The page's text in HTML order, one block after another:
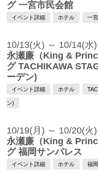
グ 一宮市民会館
イベント詳細 ホテル 一
10/13(火) ～ 10/14(水)
永瀬廉（King &
グ TACHIKAWA
ーデン)
イベント詳細 ホテル
ン)
10/19(月) ～ 10/20(火)
永瀬廉（King &
グ 福岡サンパレス
イベント詳細 ホテル 福